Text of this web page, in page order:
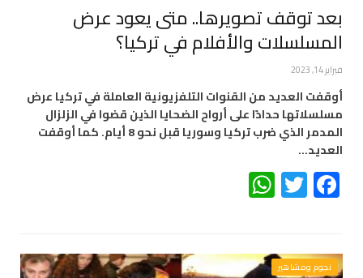
بعد توقف تصويرها.. متى يعود عرض
المسلسلات والأفلام في تركيا؟
فبراير 14, 2023
أوقفت العديد من القنوات التلفزيونية العاملة في تركيا عرض
مسلسلاتها حدادًا على أرواح الضحايا الذين قضوا في الزلزال
المدمر الذي ضرب تركيا وسوريا قبل نحو 8 أيام. كما أوقفت
العديد…
Facebook
Twitter
نجوم ومشاهير